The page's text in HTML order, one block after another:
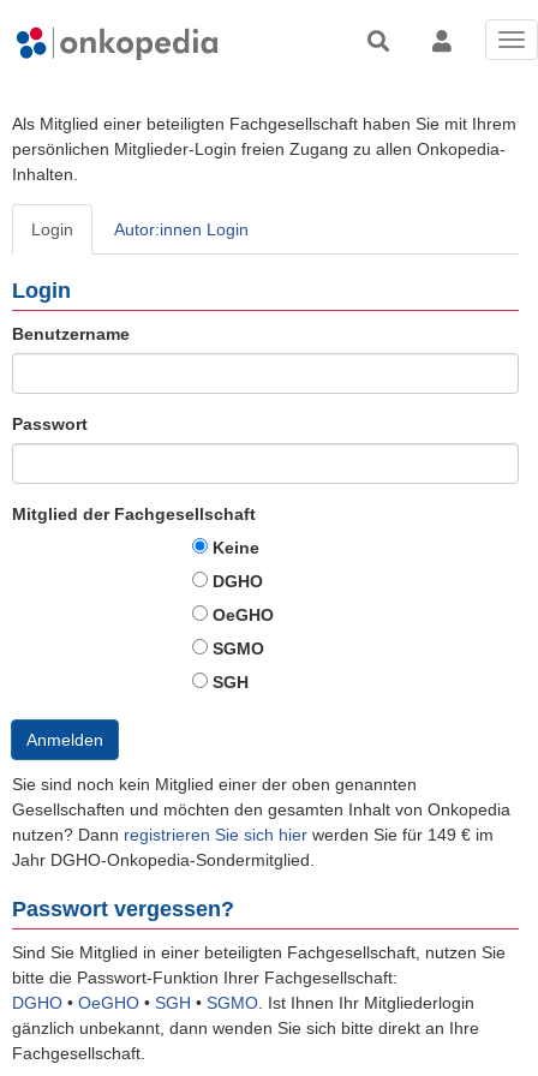
Als Mitglied einer beteiligten Fachgesellschaft haben Sie mit Ihrem
persönlichen Mitglieder-Login freien Zugang zu allen Onkopedia-
Inhalten.
Login Autor:innen Login
Login
Benutzername
Passwort
Mitglied der Fachgesellschaft
Keine
DGHO
OeGHO
SGMO
SGH
Anmelden
Sie sind noch kein Mitglied einer der oben genannten
Gesellschaften und möchten den gesamten Inhalt von Onkopedia
nutzen? Dann registrieren Sie sich hier werden Sie für 149 € im
Jahr DGHO-Onkopedia-Sondermitglied.
Passwort vergessen?
Sind Sie Mitglied in einer beteiligten Fachgesellschaft, nutzen Sie
bitte die Passwort-Funktion Ihrer Fachgesellschaft:
DGHO • OeGHO • SGH • SGMO Ist Ihnen Ihr Mitgliederlogin
gänzlich unbekannt, dann wenden Sie sich bitte direkt an Ihre
Fachgesellschaft.